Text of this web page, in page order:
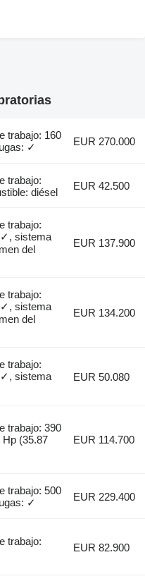
trabajo: 160
✓
EUR 270.000
trabajo:
diésel
EUR 42.500
trabajo:
✓, sistema
del
EUR 137.900
trabajo:
✓, sistema
del
EUR 134.200
trabajo:
✓, sistema
EUR 50.080
trabajo: 390
Hp (35.87
EUR 114.700
trabajo: 500
✓
EUR 229.400
trabajo:
EUR 82.900